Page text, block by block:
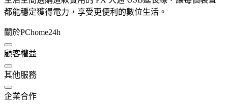
都能穩定獲得電力，享受更便利的數位生活。
關於PChome24h
顧客權益
其他服務
企業合作